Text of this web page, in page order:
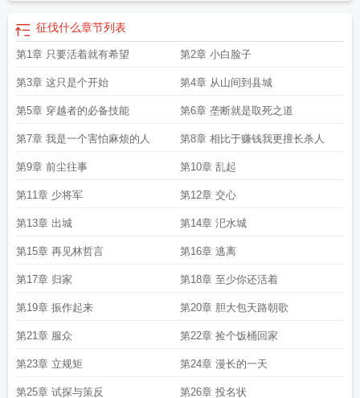
征伐什么章节列表
第1章 只要活着就有希望 第2章 小白脸子
第3章 这只是个开始 第4章 从山间到县城
第5章 穿越者的必备技能 第6章 垄断就是取死之道
第7章 我是一个害怕麻烦的人 第8章 相比于赚钱我更擅长杀人
第9章 前尘往事 第10章 乱起
第11章 少将军 第12章 交心
第13章 出城 第14章 汜水城
第15章 再见林哲言 第16章 逃离
第17章 归家 第18章 至少你还活着
第19章 振作起来 第20章 胆大包天路朝歌
第21章 服众 第22章 捡个饭桶回家
第23章 立规矩 第24章 漫长的一天
第25章 试探与策反 第26章 投名状